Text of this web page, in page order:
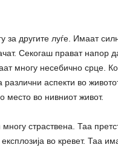
другите луѓе. Имаат
Секогаш прават напор
многу несебично срце.
аспекти во
место во нивниот живот.
страствена. Таа
во кревет. Таа